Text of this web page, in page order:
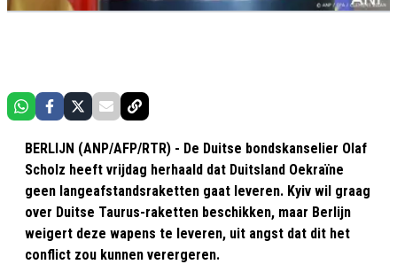
BERLIJN (ANP/AFP/RTR) - De Duitse bondskanselier Olaf
Scholz heeft vrijdag herhaald dat Duitsland Oekraïne
geen langeafstandsraketten gaat leveren. Kyiv wil graag
over Duitse Taurus-raketten beschikken, maar Berlijn
weigert deze wapens te leveren, uit angst dat dit het
conflict zou kunnen verergeren.